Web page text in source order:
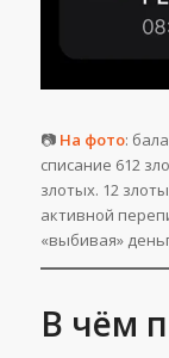
📷 На фото:
списание 612
злотых. 12
активной
«выбивая»
В чём